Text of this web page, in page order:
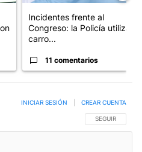
Incidentes frente al
Congreso: la Policía utiliza
carro...
11 comentarios
SIGA ESTA
SEGUIR
INICIAR SESIÓN CREAR CUENTA